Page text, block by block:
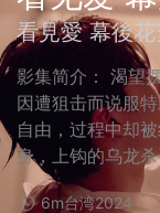
看見愛 幕後
影集简介： 渴望
因遭狙击而说服
自由，过程中却
身，上钩的乌龙
6m台湾2024